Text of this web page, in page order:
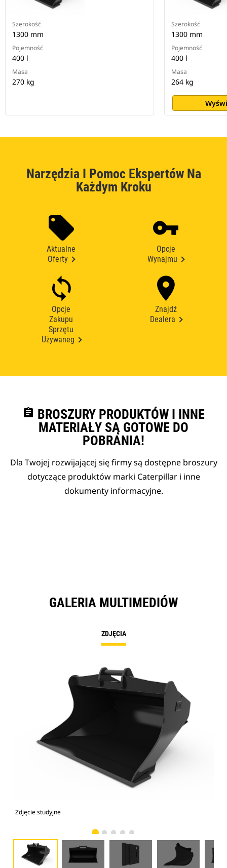
Szerokość
1300 mm
Pojemność
400 l
Masa
270 kg
Szerokość
1300 mm
Pojemność
400 l
Masa
264 kg
Narzędzia I Pomoc Ekspertów Na
Każdym Kroku
Aktualne
Oferty
Opcje
Wynajmu
Opcje
Zakupu
Sprzętu
Używaneg
Znajdź
Dealera
assignment BROSZURY PRODUKTÓW I INNE
MATERIAŁY SĄ GOTOWE DO
POBRANIA!
Dla Twojej rozwijającej się firmy są dostępne broszury
dotyczące produktów marki Caterpillar i inne
dokumenty informacyjne.
GALERIA MULTIMEDIÓW
ZDJĘCIA
Zdjęcie studyjne